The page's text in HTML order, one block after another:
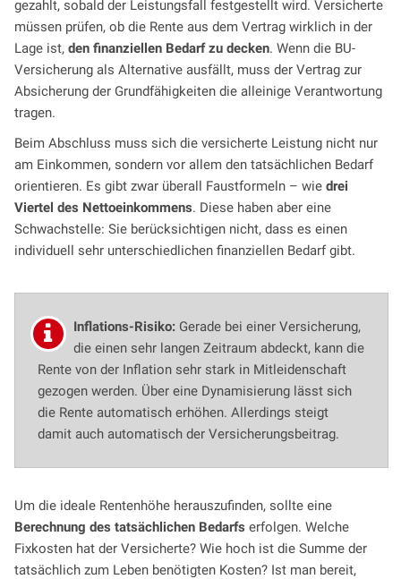
gezahlt, sobald der Leistungsfall festgestellt wird. Versicherte
müssen prüfen, ob die Rente aus dem Vertrag wirklich in der
Lage ist, den finanziellen Bedarf zu decken. Wenn die BU-
Versicherung als Alternative ausfällt, muss der Vertrag zur
Absicherung der Grundfähigkeiten die alleinige Verantwortung
tragen.
Beim Abschluss muss sich die versicherte Leistung nicht nur
am Einkommen, sondern vor allem den tatsächlichen Bedarf
orientieren. Es gibt zwar überall Faustformeln – wie drei
Viertel des Nettoeinkommens. Diese haben aber eine
Schwachstelle: Sie berücksichtigen nicht, dass es einen
individuell sehr unterschiedlichen finanziellen Bedarf gibt.
Inflations-Risiko:Gerade bei einer Versicherung,
die einen sehr langen Zeitraum abdeckt, kann die
Rente von der Inflation sehr stark in Mitleidenschaft
gezogen werden. Über eine Dynamisierung lässt sich
die Rente automatisch erhöhen. Allerdings steigt
damit auch automatisch der Versicherungsbeitrag.
Um die ideale Rentenhöhe herauszufinden, sollte eine
Berechnung des tatsächlichen Bedarfs erfolgen. Welche
Fixkosten hat der Versicherte? Wie hoch ist die Summe der
tatsächlich zum Leben benötigten Kosten? Ist man bereit,